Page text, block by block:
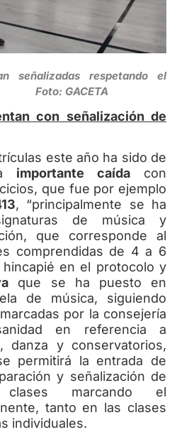
señalizadas respetando el
Foto: GACETA
con señalización de
este año ha sido de
importante caída con
que fue por ejemplo
, “principalmente se ha
de música y
que corresponde al
comprendidas de 4 a 6
hincapié en el protocolo y
que se ha puesto en
de música, siguiendo
por la consejería
en referencia a
danza y conservatorios,
permitirá la entrada de
y señalización de
marcando el
tanto en las clases
individuales.